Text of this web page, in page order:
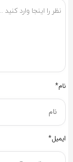
نام*
ایمیل*